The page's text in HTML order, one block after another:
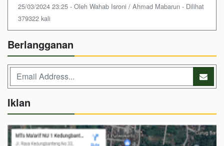
25/03/2024 23:25 - Oleh Wahab Isroni / Ahmad Mabarun - Dilihat
379322 kali
Berlangganan
Iklan